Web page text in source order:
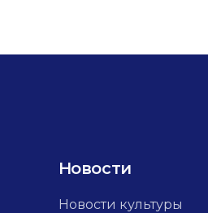
Новости
Новости культуры